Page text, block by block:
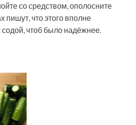
со средством, ополосните
пишут, что этого вполне
чтоб было надёжнее.